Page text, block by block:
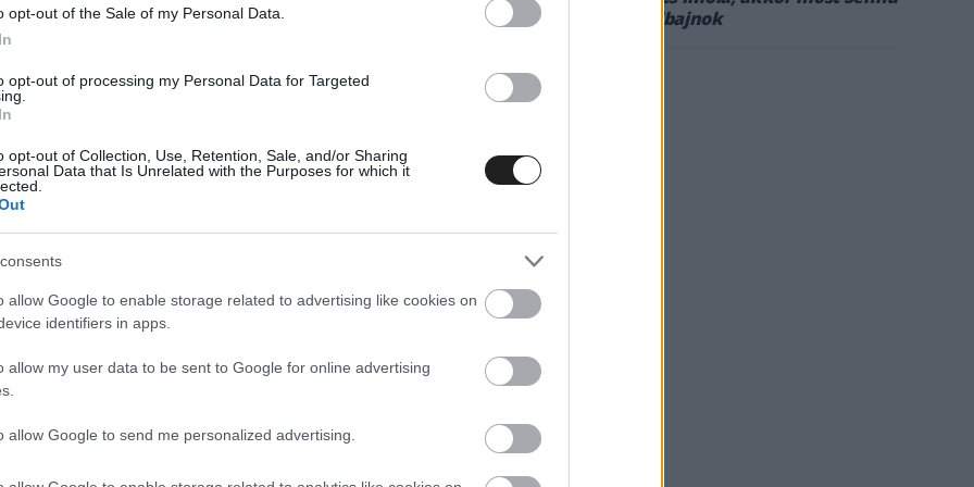
opt-out of the Sale of my Personal Data.
opt-out of processing my Personal Data for Targeted
opt-out of Collection, Use, Retention, Sale, and/or Sharing
Data that Is Unrelated with the Purposes for which it
allow Google to enable storage related to advertising like cookies on
identifiers in apps.
allow my user data to be sent to Google for online advertising
allow Google to send me personalized advertising.
OKT. 1.
Schumacher mindig egy
Hamilton előtt lesz
akinek fia egyébként tegnap tesztelhetett a 2018-as
is Lewis Hamilton előtt lesz egy lépéssel az F1 legjobbjai
Alonso álláspontja arról, hogy a Forma-1 világa
még ebben a szezonban meg fogja dönteni győzelmi
be fogja érni a német klasszist [&hellip;]
lenne a rekordbajnok